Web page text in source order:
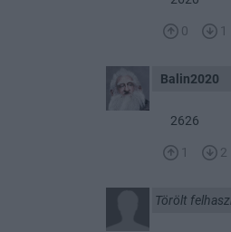
0 1
Balin2020
2626
1 2
Törölt